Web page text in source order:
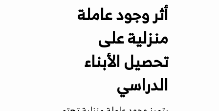
أثر وجود عاملة
منزلية على
تحصيل الأبناء
الدراسي